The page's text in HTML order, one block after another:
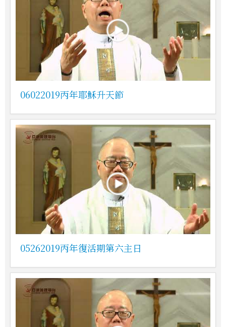
06022019丙年耶穌升天節
05262019丙年復活期第六主日